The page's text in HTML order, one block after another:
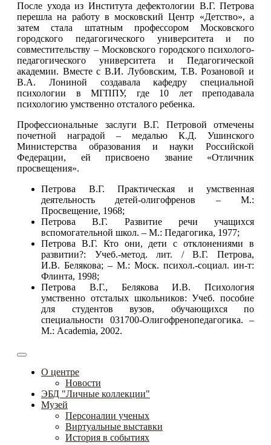
После ухода из Института дефектологии В.Г. Петрова
перешла на работу в московский Центр «Детство», а
затем стала штатным профессором Московского
городского педагогического университета и по
совместительству – Московского городского психолого-
педагогического университета и Педагогической
академии. Вместе с В.И. Лубовским, Т.В. Розановой и
В.А. Лониной создавала кафедру специальной
психологии в МГППУ, где 10 лет преподавала
психологию умственно отсталого ребенка.
Профессиональные заслуги В.Г. Петровой отмечены
почетной наградой – медалью К.Д. Ушинского
Министерства образования и науки Российской
Федерации, ей присвоено звание «Отличник
просвещения».
Петрова В.Г. Практическая и умственная
деятельность детей-олигофренов – М.:
Просвещение, 1968;
Петрова В.Г. Развитие речи учащихся
вспомогательной школ. – М.: Педагогика, 1977;
Петрова В.Г. Кто они, дети с отклонениями в
развитии?: Учеб.-метод. лит. / В.Г. Петрова,
И.В. Белякова; – М.: Моск. психол.-социал. ин-т:
Флинта, 1998;
Петрова В.Г., Белякова И.В. Психология
умственно отсталых школьников: Учеб. пособие
для студентов вузов, обучающихся по
специальности 031700-Олигофренопедагогика. –
М.: Academia, 2002.
О центре
Новости
ЭБД "Личные коллекции"
Музей
Персоналии ученых
Виртуальные выставки
История в событиях